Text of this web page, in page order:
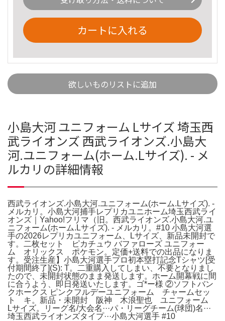
カートに入れる
欲しいものリストに追加
小島大河 ユニフォーム Lサイズ 埼玉西
武ライオンズ 西武ライオンズ.小島大
河.ユニフォーム(ホーム.Lサイズ). - メ
ルカリの詳細情報
西武ライオンズ.小島大河.ユニフォーム(ホーム.Lサイズ). -
メルカリ。小島大河捕手レプリカユニホーム埼玉西武ライ
オンズ｜Yahoo!フリマ（旧。西武ライオンズ.小島大河.ユ
ニフォーム(ホーム.Lサイズ). - メルカリ。#10 小島大河選
手の2026レプリカユニフォーム、Lサイズ、新品未開封で
す。二枚セット ピカチュウ バファローズ ユニフォー
ム オリックス ポケモン。定価+送料での出品になりま
す。受注生産】小島大河選手プロ初本塁打記念Tシャツ[受
付期間終了](S): T。二重購入してしまい、不要となりまし
たので、未開封状態のまま発送します。ホーム開幕戦に間
に合うよう、即日発送いたします。ゴ*ー様 ②ソフトバン
クホークス ピンクフルデーユニフォーム チャームセッ
ト キ。新品・未開封 阪神 木浪聖也 ユニフォーム
Lサイズ。リーグ名/大会名···パ・リーグチーム(球団)名···
埼玉西武ライオンズタイプ···小島大河選手 #10